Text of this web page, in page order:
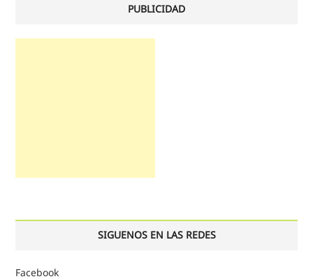
PUBLICIDAD
SIGUENOS EN LAS REDES
Facebook